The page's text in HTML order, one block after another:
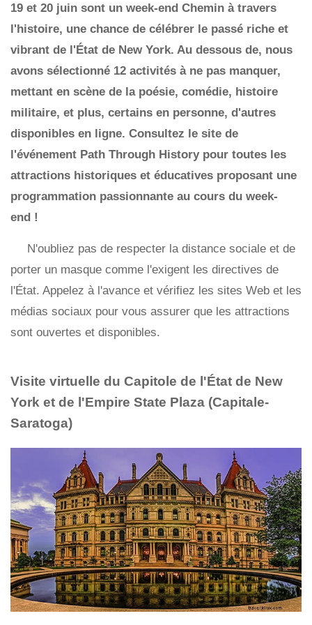
19 et 20 juin sont un week-end Chemin à travers
l'histoire, une chance de célébrer le passé riche et
vibrant de l'État de New York. Au dessous de, nous
avons sélectionné 12 activités à ne pas manquer,
mettant en scène de la poésie, comédie, histoire
militaire, et plus, certains en personne, d'autres
disponibles en ligne. Consultez le site de
l'événement Path Through History pour toutes les
attractions historiques et éducatives proposant une
programmation passionnante au cours du week-
end !
N'oubliez pas de respecter la distance sociale et de
porter un masque comme l'exigent les directives de
l'État. Appelez à l'avance et vérifiez les sites Web et les
médias sociaux pour vous assurer que les attractions
sont ouvertes et disponibles.
Visite virtuelle du Capitole de l'État de New
York et de l'Empire State Plaza (Capitale-
Saratoga)